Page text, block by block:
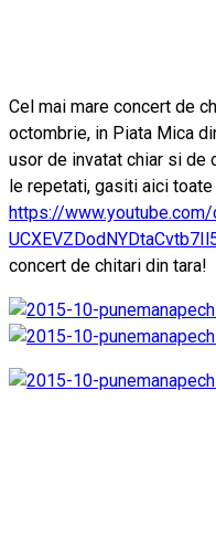
Cel mai mare concert de
octombrie, in Piata Mica
usor de invatat chiar si de
le repetati, gasiti aici
https://www.youtube.com/
concert de chitari din tara!